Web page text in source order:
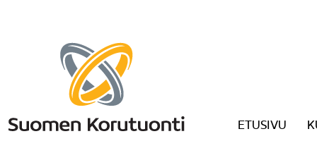
ETUSIVU